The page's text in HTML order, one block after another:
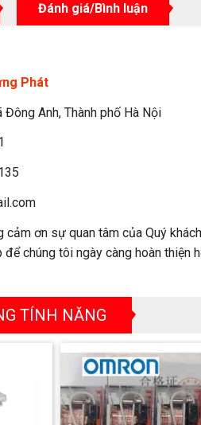
Đánh giá/Bình luận
Phát
Đông Anh, Thành phố Hà Nội
cảm ơn sự quan tâm của Quý
chúng tôi ngày càng hoàn thiện
TÍNH NĂNG